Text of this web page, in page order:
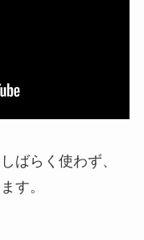
ばらく使わず、
す。